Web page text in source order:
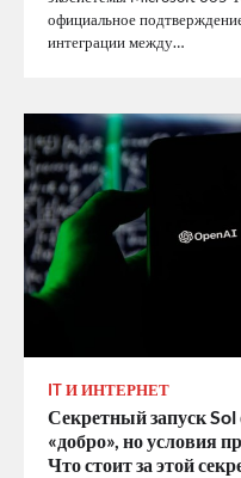
официальное
интеграции между…
IT И ИНТЕРНЕТ
Секретный запуск
«добро», но условия
Что стоит за этой